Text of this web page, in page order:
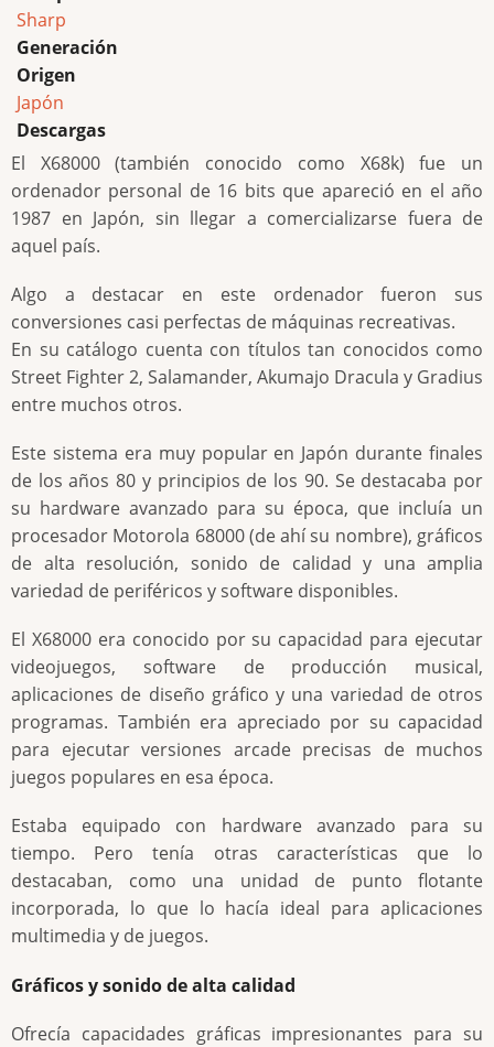
Sharp
Generación
Origen
Japón
Descargas
El X68000 (también conocido como X68k) fue un
ordenador personal de 16 bits que apareció en el año
1987 en Japón, sin llegar a comercializarse fuera de
aquel país.
Algo a destacar en este ordenador fueron sus
conversiones casi perfectas de máquinas recreativas.
En su catálogo cuenta con títulos tan conocidos como
Street Fighter 2, Salamander, Akumajo Dracula y Gradius
entre muchos otros.
Este sistema era muy popular en Japón durante finales
de los años 80 y principios de los 90. Se destacaba por
su hardware avanzado para su época, que incluía un
procesador Motorola 68000 (de ahí su nombre), gráficos
de alta resolución, sonido de calidad y una amplia
variedad de periféricos y software disponibles.
El X68000 era conocido por su capacidad para ejecutar
videojuegos, software de producción musical,
aplicaciones de diseño gráfico y una variedad de otros
programas. También era apreciado por su capacidad
para ejecutar versiones arcade precisas de muchos
juegos populares en esa época.
Estaba equipado con hardware avanzado para su
tiempo. Pero tenía otras características que lo
destacaban, como una unidad de punto flotante
incorporada, lo que lo hacía ideal para aplicaciones
multimedia y de juegos.
Gráficos y sonido de alta calidad
Ofrecía capacidades gráficas impresionantes para su